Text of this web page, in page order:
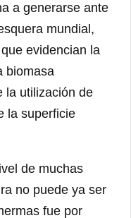
a generarse ante
mundial,
evidencian la
biomasa
la utilización de
la superficie
de muchas
no puede ya ser
fue por